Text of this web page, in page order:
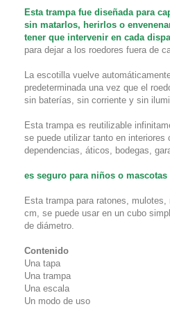
Esta trampa fue diseñada para
sin matarlos, herirlos o
tener que intervenir en cada
para dejar a los roedores fuera de
La escotilla vuelve
predeterminada una vez que el
sin baterías, sin corriente y sin
Esta trampa es reutilizable
se puede utilizar tanto en interiores
dependencias, áticos, bodegas,
es seguro para niños o mascotas
Esta trampa para ratones,
cm, se puede usar en un cubo
de diámetro.
Contenido
Una tapa
Una trampa
Una escala
Un modo de uso